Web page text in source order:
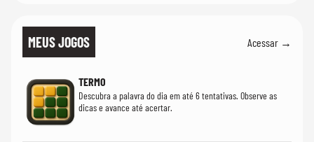
MEUS JOGOS Acessar →
TERMO
Descubra a palavra do dia em até 6 tentativas. Observe as
dicas e avance até acertar.